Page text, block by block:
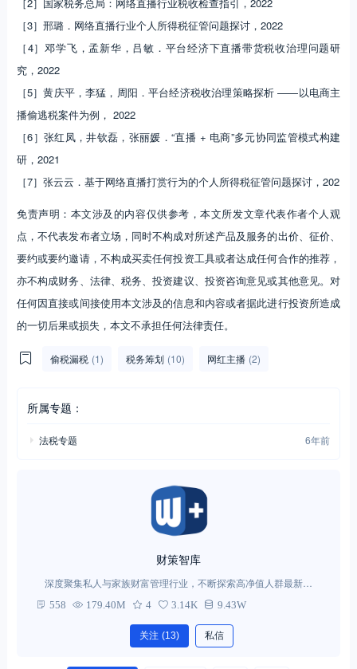
［3］邢璐．网络直播行业个人所得税征管问题探讨，2022
［4］邓学飞，孟新华，吕敏．平台经济下直播带货税收治理问题研
究，2022
［5］黄庆平，李猛，周阳．平台经济税收治理策略探析 ——以电商主
播偷逃税案件为例， 2022
［6］张红凤，井钦磊，张丽媛．“直播 + 电商”多元协同监管模式构建
研，2021
［7］张云云．基于网络直播打赏行为的个人所得税征管问题探讨，202
免责声明：本文涉及的内容仅供参考，本文所发文章代表作者个人观
点，不代表发布者立场，同时不构成对所述产品及服务的出价、征价、
要约或要约邀请，不构成买卖任何投资工具或者达成任何合作的推荐，
亦不构成财务、法律、税务、投资建议、投资咨询意见或其他意见。对
任何因直接或间接使用本文涉及的信息和内容或者据此进行投资所造成
的一切后果或损失，本文不承担任何法律责任。
偷税漏税 (1) 税务筹划 (10) 网红主播 (2)
所属专题：
法税专题 6年前
财策智库
深度聚集私人与家族财富管理行业，不断探索高净值人群最新需
求。
558 179.40M 4 3.14K 9.43W
关注 (13) 私信